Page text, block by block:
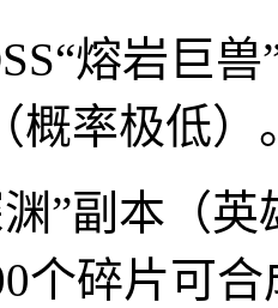
熔岩巨
概率极低）
”副本（
个碎片可